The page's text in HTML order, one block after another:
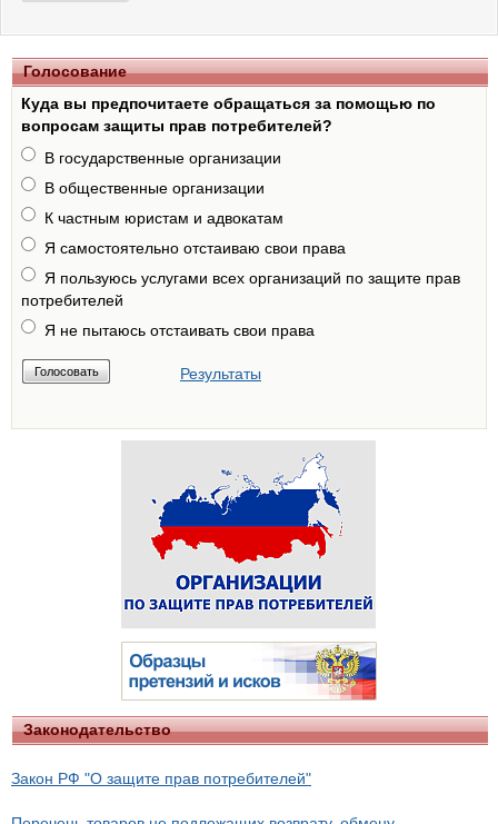
Голосование
Куда вы предпочитаете обращаться за помощью по
вопросам защиты прав потребителей?
В государственные организации
В общественные организации
К частным юристам и адвокатам
Я самостоятельно отстаиваю свои права
Я пользуюсь услугами всех организаций по защите прав
потребителей
Я не пытаюсь отстаивать свои права
Результаты
Законодательство
Закон РФ "О защите прав потребителей"